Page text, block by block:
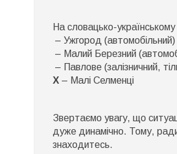
На словацько-українському
– Ужгород (автомобільний)
– Малий Березний
– Павлове (залізничний,
Х – Малі Селменці
Звертаємо увагу, що
дуже динамічно. Тому,
знаходитесь.